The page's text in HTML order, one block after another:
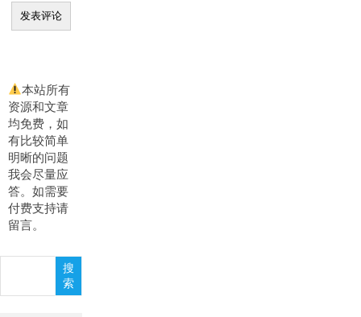
本站所有
资源和文章
均免费，如
有比较简单
明晰的问题
我会尽量应
答。如需要
付费支持请
留言。
搜
索